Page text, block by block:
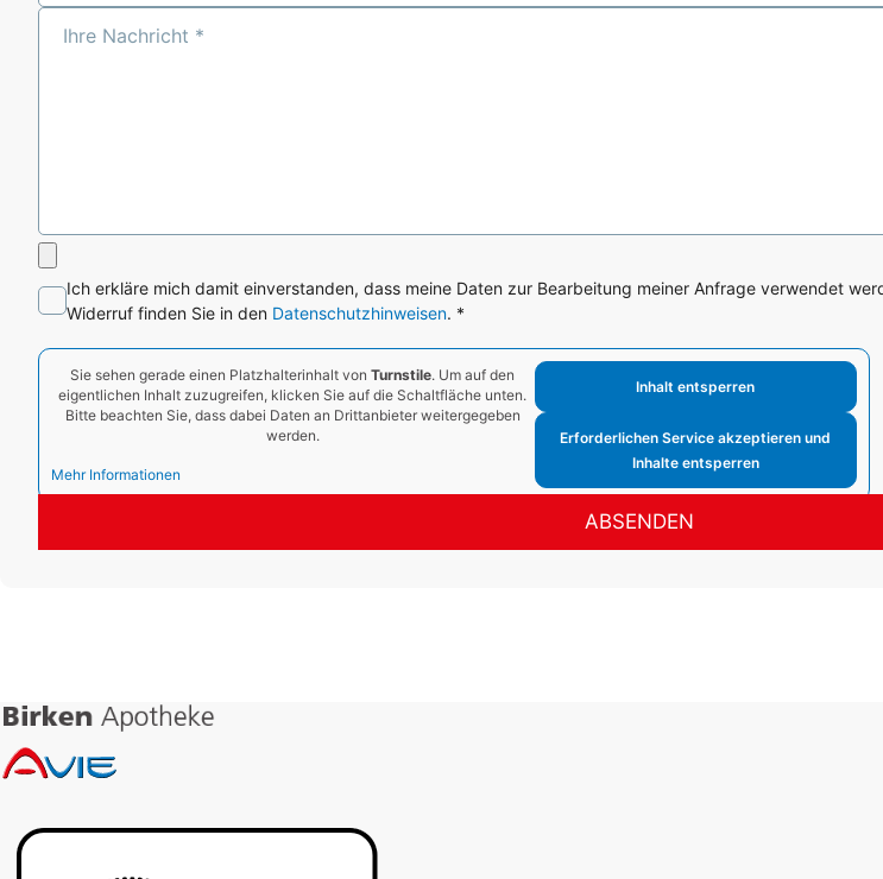
Ich erkläre mich damit einverstanden, dass meine Daten zur Bearbeitung meiner Anfrage verwendet
Widerruf finden Sie in den Datenschutzhinweisen. *
Sie sehen gerade einen Platzhalterinhalt vonTurnstile. Um auf den
eigentlichen Inhalt zuzugreifen, klicken Sie auf die Schaltfläche unten.
Bitte beachten Sie, dass dabei Daten an Drittanbieter weitergegeben
werden.
Mehr Informationen
Inhalt entsperren
Erforderlichen Service akzeptieren und
Inhalte entsperren